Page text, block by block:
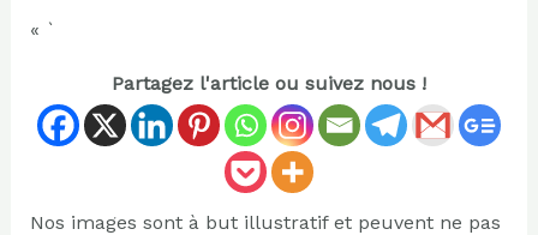
« `
Partagez l'article ou suivez nous !
Nos images sont à but illustratif et peuvent ne pas